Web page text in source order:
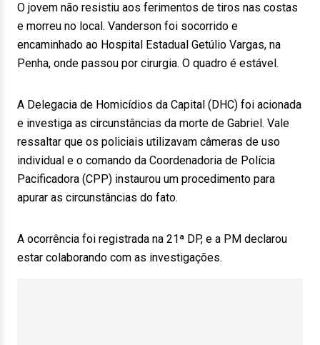
O jovem não resistiu aos ferimentos de tiros nas costas
e morreu no local. Vanderson foi socorrido e
encaminhado ao Hospital Estadual Getúlio Vargas, na
Penha, onde passou por cirurgia. O quadro é estável.
A Delegacia de Homicídios da Capital (DHC) foi acionada
e investiga as circunstâncias da morte de Gabriel. Vale
ressaltar que os policiais utilizavam câmeras de uso
individual e o comando da Coordenadoria de Polícia
Pacificadora (CPP) instaurou um procedimento para
apurar as circunstâncias do fato.
A ocorrência foi registrada na 21ª DP, e a PM declarou
estar colaborando com as investigações.